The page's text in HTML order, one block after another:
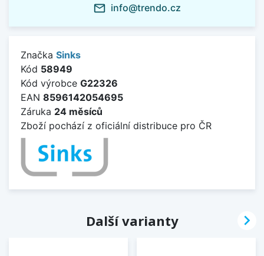
mail_outline info@trendo.cz
Značka Sinks
Kód 58949
Kód výrobce G22326
EAN 8596142054695
Záruka 24 měsíců
Zboží pochází z oficiální distribuce pro ČR
Další varianty 